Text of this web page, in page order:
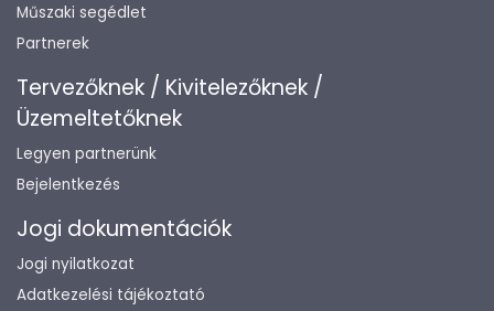
Műszaki segédlet
Partnerek
Tervezőknek / Kivitelezőknek /
Üzemeltetőknek
Legyen partnerünk
Bejelentkezés
Jogi dokumentációk
Jogi nyilatkozat
Adatkezelési tájékoztató